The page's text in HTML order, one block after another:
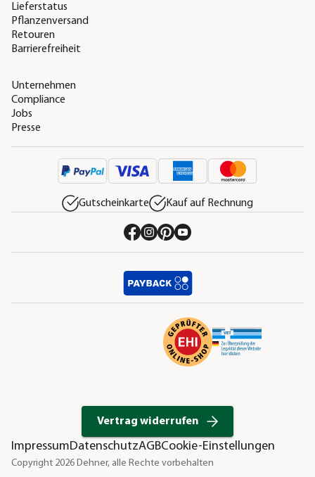
Lieferstatus
Pflanzenversand
Retouren
Barrierefreiheit
Unternehmen
Compliance
Jobs
Presse
Gutscheinkarte Kauf auf Rechnung
Vertrag widerrufen
ImpressumDatenschutzAGBCookie-Einstellungen
Copyright 2026 Dehner, alle Rechte vorbehalten